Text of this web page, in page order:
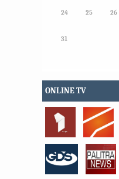
24 25 26
31
ONLINE TV